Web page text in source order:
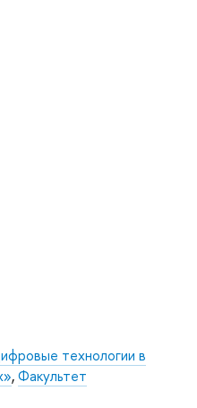
технологии в
,Факультет